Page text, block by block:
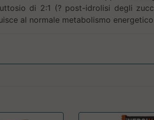
di 2:1 (? post-idrolisi degli
al normale metabolismo